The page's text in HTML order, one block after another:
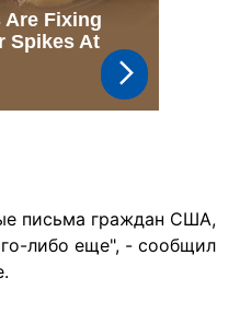
письма граждан США,
либо еще", - сообщил